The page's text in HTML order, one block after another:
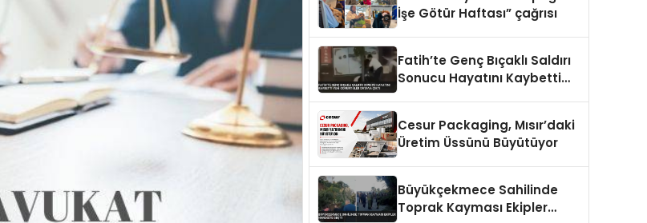
İşe Götür Haftası” çağrısı
Fatih’te Genç Bıçaklı Saldırı
Sonucu Hayatını Kaybetti
Cesur Packaging, Mısır’daki
Üretim Üssünü Büyütüyor
Büyükçekmece Sahilinde
Toprak Kayması Ekipler